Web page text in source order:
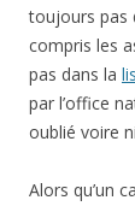
toujours pas
compris les
pas dans la
par l’office
oublié voire
Alors qu’un